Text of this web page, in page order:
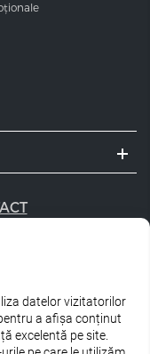
datelor vizitatorilor
a afișa conținut
excelentă pe site.